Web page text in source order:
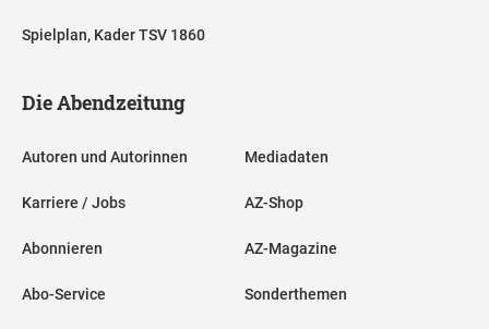
Spielplan, Kader TSV 1860
Die Abendzeitung
Autoren und Autorinnen
Karriere / Jobs
Abonnieren
Abo-Service
Mediadaten
AZ-Shop
AZ-Magazine
Sonderthemen